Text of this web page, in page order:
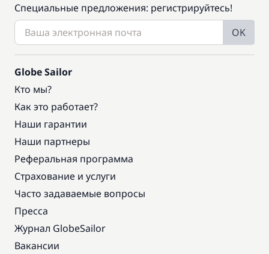
Специальные предложения: регистрируйтесь!
OK
Globe Sailor
Кто мы?
Как это работает?
Наши гарантии
Наши партнеры
Реферальная программа
Страхование и услуги
Часто задаваемые вопросы
Пресса
Журнал GlobeSailor
Вакансии